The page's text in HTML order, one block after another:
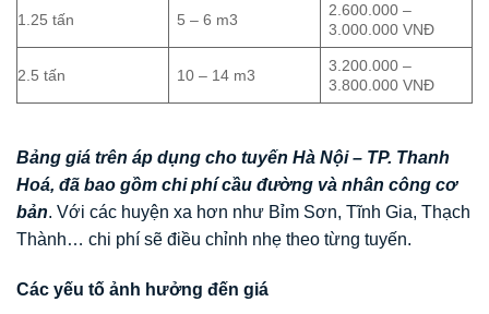
1.25 tấn 5 – 6 m3
2.600.000 –
3.000.000 VNĐ
2.5 tấn 10 – 14 m3
3.200.000 –
3.800.000 VNĐ
Bảng giá trên áp dụng cho tuyến Hà Nội – TP. Thanh
Hoá, đã bao gồm chi phí cầu đường và nhân công cơ
bản. Với các huyện xa hơn như Bỉm Sơn, Tĩnh Gia, Thạch
Thành… chi phí sẽ điều chỉnh nhẹ theo từng tuyến.
Các yếu tố ảnh hưởng đến giá